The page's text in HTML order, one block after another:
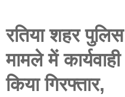
रतिया शहर
मामले में
किया गिरफ्तार,